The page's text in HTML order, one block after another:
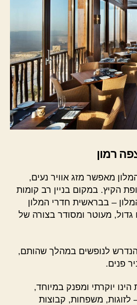
רמון
מאפשר מזג אוויר נעים,
הקיץ. במקום בניין רב קומות
– בבראשית חדרי המלון
גדול, מעוטר ומסודר בצורה של
לנופשים במהלך שהותם,
פנים.
יוקרתי ומפנק במיוחד,
לזוגות, משפחות, קבוצות